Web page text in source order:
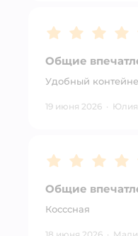
Рейтинг:5
Общие
Удобный
19 июня 2026 · Юлия
Рейтинг:5
Общие
Косссная